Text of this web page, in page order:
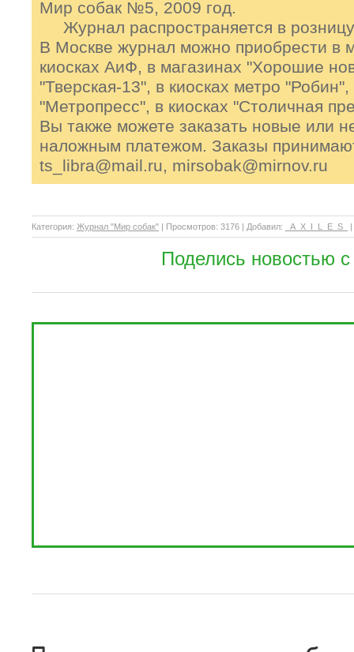
Мир собак №5, 2009 год.
Журнал распространяется в
В Москве журнал можно приобрести в
киосках АиФ, в магазинах "Хорошие
"Тверская-13", в киосках метро
"Метропресс", в киосках "Столичная
Вы также можете заказать новые или
наложным платежом. Заказы
ts_libra@mail.ru, mirsobak@mirnov.ru
Категория: Журнал "Мир собак" | Просмотров: 3176 | Добавил: _A_X_I_L_E_S_ |
Поделись новостью